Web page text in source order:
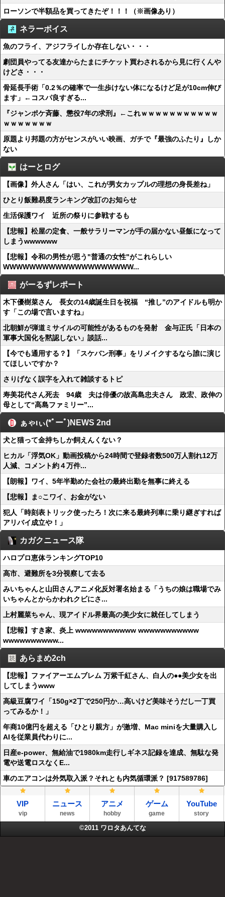
ローソンで半額品を買ってきたぞ！！！（※画像あり）
ネラーボイス
魚のフライ、アジフライしか存在しない・・・
劇団員やってる友達からたまにチケット買わされるから見に行くんや
けどさ・・・
骨延長手術「0.2％の確率で一生歩けない体になるけど足が10cm伸び
ます」←コスパ良すぎる...
『ジャンポケ斉藤、懲役7年の求刑』←これｗｗｗｗｗｗｗｗｗｗｗ
ｗｗｗｗｗｗｗ
原題より邦題の方がセンスがいい映画、ガチで『最強のふたり』しか
ない
はーとログ
【画像】外人さん「はい、これが男女カップルの理想の身長差ね」
ひとり飯難易度ランキング改訂のお知らせ
生活保護ワイ 近所の祭りに参戦するも
【悲報】松屋の定食、一般サラリーマンが手の届かない昼飯になって
しまうwwwwww
【悲報】令和の男性が思う"普通の女性"がこれらしい
WWWWWWWWWWWWWWWWWWWW...
がーるずレポート
木下優樹菜さん 長女の14歳誕生日を祝福 “推し”のアイドルも明か
す「この場で言いますね」
北朝鮮が弾道ミサイルの可能性があるものを発射 金与正氏「日本の
軍事大国化を黙認しない」談話...
【今でも通用する？】「スケバン刑事」をリメイクするなら誰に演じ
てほしいですか？
さりげなく誤字を入れて雑談するトピ
寿美花代さん死去 94歳 夫は俳優の故高島忠夫さん 政宏、政伸の
母として“高島ファミリー”...
ぁゃιぃ(*ﾟーﾟ)NEWS 2nd
犬と猫って金持ちしか飼えんくない？
ヒカル「浮気OK」動画投稿から24時間で登録者数500万人割れ12万
人減、コメント約４万件...
【朗報】ワイ、5年半勤めた会社の最終出勤を無事に終える
【悲報】ま○こワイ、お金がない
犯人「時刻表トリック使ったろ！次に来る最終列車に乗り継ぎすれば
アリバイ成立や！」
カガクニュース隊
ハロプロ恵体ランキングTOP10
高市、避難所を3分視察して去る
みいちゃんと山田さんアニメ化反対署名始まる「うちの娘は職場でみ
いちゃんとからかわれクビにさ...
上村麗菜ちゃん、現アイドル界最高の美少女に就任してしまう
【悲報】すき家、炎上 wwwwwwwwwww wwwwwwwwwww
wwwwwwwwww...
あらまめ2ch
【悲報】ファイアーエムブレム 万紫千紅さん、白人の●●美少女を出
してしまうwww
高級豆腐ワイ「150g×2丁で250円か…高いけど美味そうだし一丁買
ってみるか！」
年商10億円を超える「ひとり親方」が激増、Mac miniを大量購入し
AIを従業員代わりに...
日産e-power、無給油で1980km走行しギネス記録を達成、無駄な発
電や送電ロスなくE...
車のエアコンは外気取入派？それとも内気循環派？ [917589786]
VIP
vip
ニュース
news
アニメ
hobby
ゲーム
game
YouTube
story
©2011 ワロタあんてな